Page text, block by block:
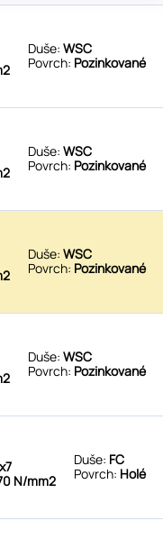
Duše: WSC
Povrch: Pozinkované
Duše: WSC
Povrch: Pozinkované
Duše: WSC
Povrch: Pozinkované
Duše: WSC
Povrch: Pozinkované
N/mm2
Duše: FC
Povrch: Holé